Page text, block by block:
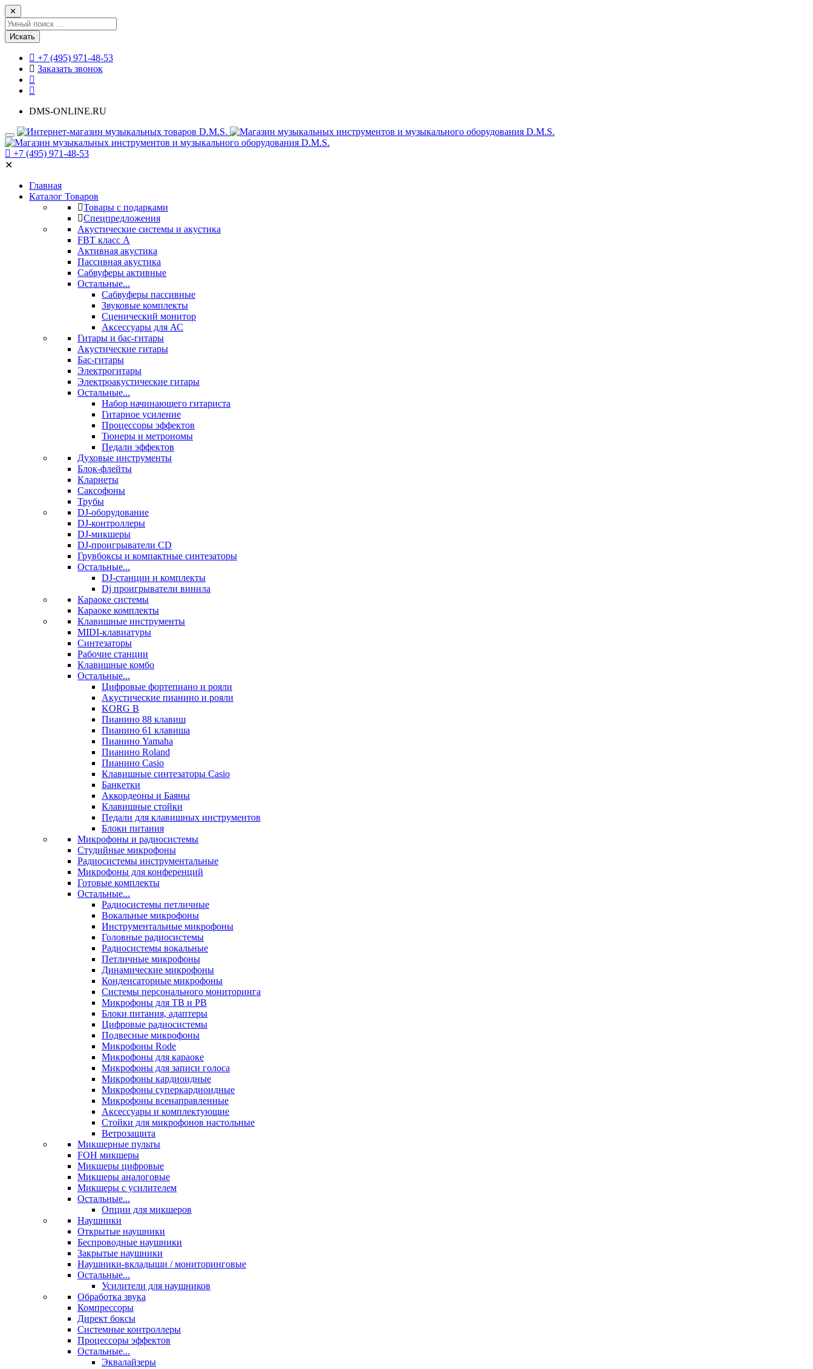
✕
Искать
+7 (495) 971-48-53
Заказать звонок
DMS-ONLINE.RU
+7 (495) 971-48-53
✕
Главная
Каталог Товаров
Товары с подарками
Спецпредложения
Акустические системы и акустика
FBT класс А
Активная акустика
Пассивная акустика
Сабвуферы активные
Остальные...
Сабвуферы пассивные
Звуковые комплекты
Сценический монитор
Аксессуары для АС
Гитары и бас-гитары
Акустические гитары
Бас-гитары
Электрогитары
Электроакустические гитары
Остальные...
Набор начинающего гитариста
Гитарное усиление
Процессоры эффектов
Тюнеры и метрономы
Педали эффектов
Духовые инструменты
Блок-флейты
Кларнеты
Саксофоны
Трубы
DJ-оборудование
DJ-контроллеры
DJ-микшеры
DJ-проигрыватели CD
Грувбоксы и компактные синтезаторы
Остальные...
DJ-станции и комплекты
Dj проигрыватели винила
Караоке системы
Караоке комплекты
Клавишные инструменты
MIDI-клавиатуры
Синтезаторы
Рабочие станции
Клавишные комбо
Остальные...
Цифровые фортепиано и рояли
Акустические пианино и рояли
KORG B
Пианино 88 клавиш
Пианино 61 клавиша
Пианино Yamaha
Пианино Roland
Пианино Casio
Клавишные синтезаторы Casio
Банкетки
Аккордеоны и Баяны
Клавишные стойки
Педали для клавишных инструментов
Блоки питания
Микрофоны и радиосистемы
Студийные микрофоны
Радиосистемы инструментальные
Микрофоны для конференций
Готовые комплекты
Остальные...
Радиосистемы петличные
Вокальные микрофоны
Инструментальные микрофоны
Головные радиосистемы
Радиосистемы вокальные
Петличные микрофоны
Динамические микрофоны
Конденсаторные микрофоны
Системы персонального мониторинга
Микрофоны для ТВ и РВ
Блоки питания, адаптеры
Цифровые радиосистемы
Подвесные микрофоны
Микрофоны Rode
Микрофоны для караоке
Микрофоны для записи голоса
Микрофоны кардиоидные
Микрофоны суперкардиоидные
Микрофоны всенаправленные
Аксессуары и комплектующие
Стойки для микрофонов настольные
Ветрозащита
Микшерные пульты
FOH микшеры
Микшеры цифровые
Микшеры аналоговые
Микшеры с усилителем
Остальные...
Опции для микшеров
Наушники
Открытые наушники
Беспроводные наушники
Закрытые наушники
Наушники-вкладыши / мониторинговые
Остальные...
Усилители для наушников
Обработка звука
Компрессоры
Директ боксы
Системные контроллеры
Процессоры эффектов
Остальные...
Эквалайзеры